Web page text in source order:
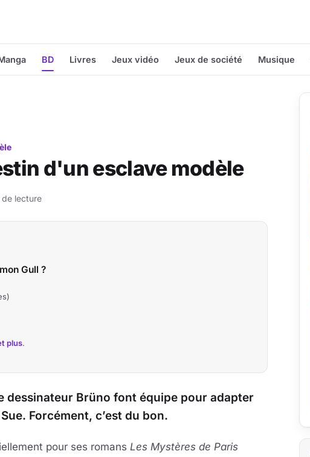
BD Livres Jeux vidéo Jeux de société Musique
d'un esclave modèle
de lecture
Gull ?
plus.
dessinateur Brüno font équipe pour adapter
Forcément, c’est du bon.
pour ses romans Les Mystères de Paris